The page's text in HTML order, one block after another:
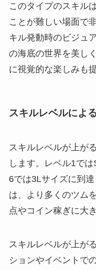
このタイプのスキル
ことが難しい場面で
キル発動時のビジュ
の海底の世界を美し
に視覚的な楽しみも
スキルレベルによ
スキルレベルが上が
します。レベル1で
6では3Lサイズに到
は、より多くのツム
点やコイン稼ぎに大
スキルレベルが上が
ションやイベントで